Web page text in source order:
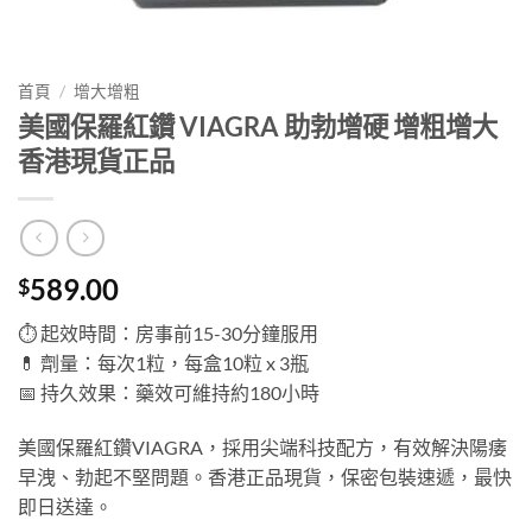
首頁 / 增大增粗
美國保羅紅鑽 VIAGRA 助勃增硬 增粗增大
香港現貨正品
$589.00
⏱ 起效時間：房事前15-30分鐘服用
💊 劑量：每次1粒，每盒10粒 x 3瓶
📅 持久效果：藥效可維持約180小時
美國保羅紅鑽VIAGRA，採用尖端科技配方，有效解決陽痿
早洩、勃起不堅問題。香港正品現貨，保密包裝速遞，最快
即日送達。